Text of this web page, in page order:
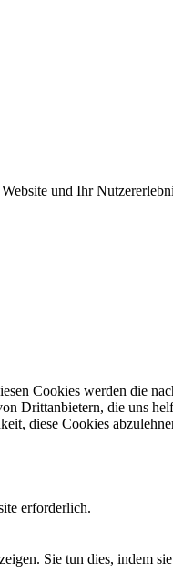
und Ihr
Cookies werden die
die uns
diese Cookies
erforderlich.
Sie tun dies, indem